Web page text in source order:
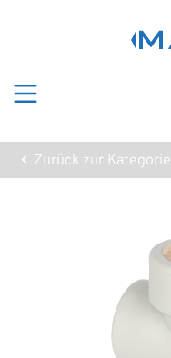
Zurück zur Kategorie